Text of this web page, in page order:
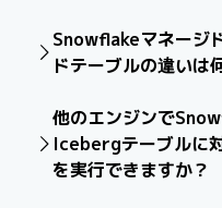
に使用できるオープンソ
す。Snowflakeがアクセ
ジ（Amazon S3、
Storageなど）に保存さ
が確保されます。
Snowflakeマネージ
ドテーブルの違いは
クションがカタログによ
かです。
他のエンジンで
Icebergテーブルに
を実行できますか？